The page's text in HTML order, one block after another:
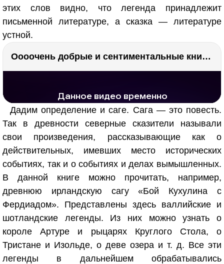
этих слов видно, что легенда принадлежит
письменной литературе, а сказка — литературе
устной.
Оооочень добрые и сентиментальные книги. Бабушка велела кланяться и История Артура Трулава
Дадим определение и саге. Сага — это повесть.
Так в древности северные сказители называли
свои произведения, рассказывающие как о
действительных, имевших место исторических
событиях, так и о событиях и делах вымышленных.
В данной книге можно прочитать, например,
древнюю ирландскую сагу «Бой Кухулина с
Фердиадом». Представлены здесь валлийские и
шотландские легенды. Из них можно узнать о
короле Артуре и рыцарях Круглого Стола, о
Тристане и Изольде, о деве озера и т. д. Все эти
легенды в дальнейшем обрабатывались